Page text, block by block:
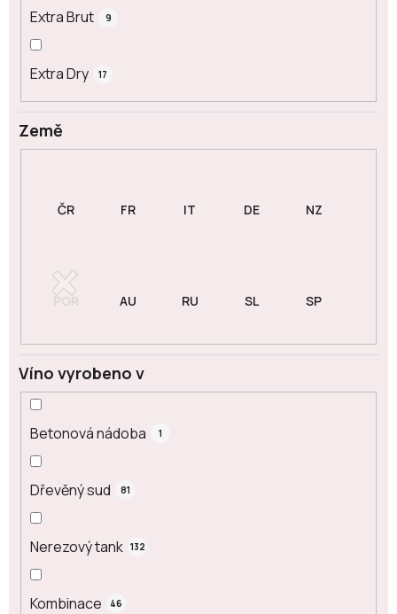
Země
Extra Brut 9
Extra Dry 17
Víno vyrobeno v
Betonová nádoba 1
Dřevěný sud 81
Nerezový tank 132
Kombinace 46